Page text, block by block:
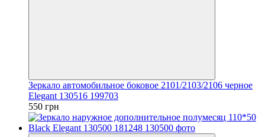
Зеркало автомобильное боковое 2101/2103/2106 черное
Elegant 130516 199703
550 грн